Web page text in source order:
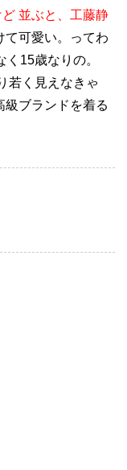
ど 並ぶと、工藤静
て可愛い。ってわ
15歳なりの。
若く見えなきゃ
級ブランドを着る